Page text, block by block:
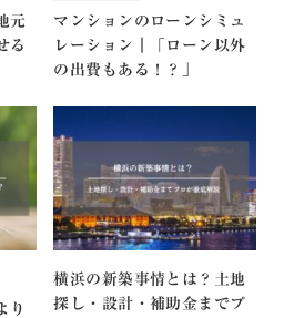
元
る
マンションのローンシミュ
レーション｜「ローン以外
の出費もある！？」
り
横浜の新築事情とは？土地
探し・設計・補助金までプ